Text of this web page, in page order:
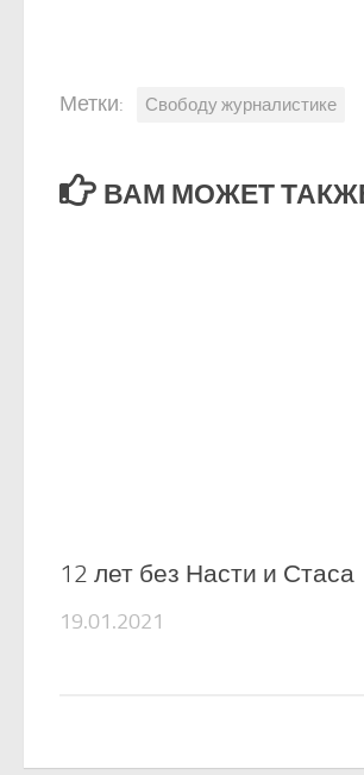
Метки: Свободу журналистике
ВАМ МОЖЕТ
12 лет без Насти и Стаса
19.01.2021